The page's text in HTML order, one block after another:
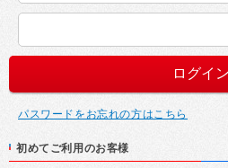
パスワードをお忘れの方はこちら
初めてご利用のお客様